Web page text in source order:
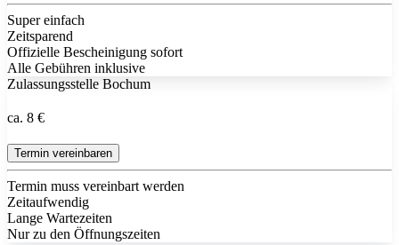
Super einfach
Zeitsparend
Offizielle Bescheinigung sofort
Alle Gebühren inklusive
Zulassungsstelle Bochum
ca. 8 €
Termin vereinbaren
Termin muss vereinbart werden
Zeitaufwendig
Lange Wartezeiten
Nur zu den Öffnungszeiten